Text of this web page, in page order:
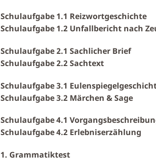
Schulaufgabe 1.1 Reizwortgeschichte
Schulaufgabe 1.2 Unfallbericht nach
Schulaufgabe 2.1 Sachlicher Brief
Schulaufgabe 2.2 Sachtext
Schulaufgabe 3.1
Schulaufgabe 3.2 Märchen & Sage
Schulaufgabe 4.1
Schulaufgabe 4.2 Erlebniserzählung
1. Grammatiktest